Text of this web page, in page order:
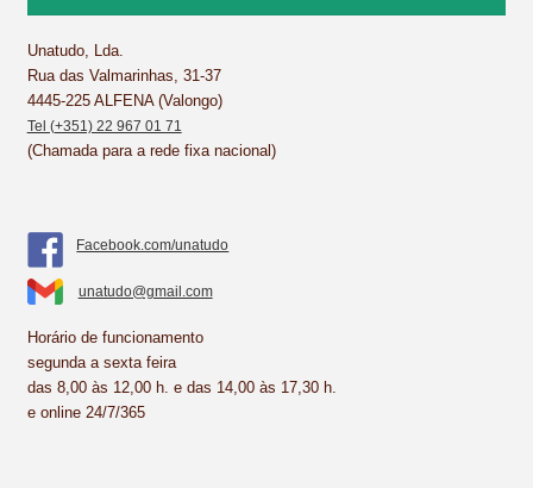
o
k
e
s
t
I
p
Unatudo, Lda.
Rua das Valmarinhas, 31-37
4445-225 ALFENA (Valongo)
Tel (+351) 22 967 01 71
(Chamada para a rede fixa nacional)
Facebook.com/unatudo
unatudo@gmail.com
Horário de funcionamento
segunda a sexta feira
das 8,00 às 12,00 h. e das 14,00 às 17,30 h.
e online 24/7/365